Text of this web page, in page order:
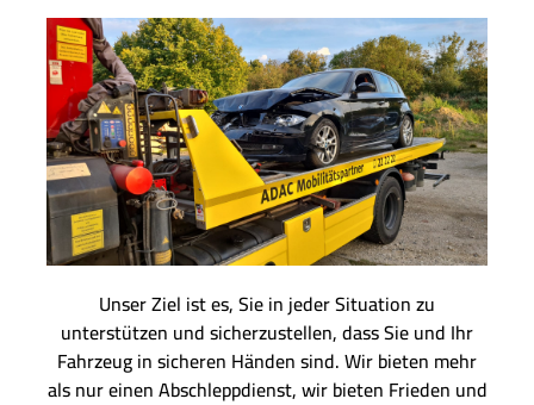
Unser Ziel ist es, Sie in jeder Situation zu
unterstützen und sicherzustellen, dass Sie und Ihr
Fahrzeug in sicheren Händen sind. Wir bieten mehr
als nur einen Abschleppdienst, wir bieten Frieden und